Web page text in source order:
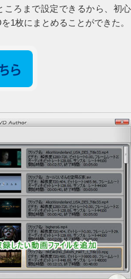
ころまで設定できるから、初心
1枚にまとめることができた。